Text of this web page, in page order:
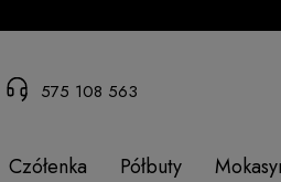
575 108 563
Czółenka Półbuty